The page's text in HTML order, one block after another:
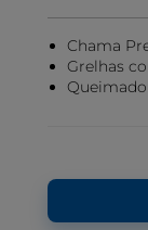
Chama
Grelhas